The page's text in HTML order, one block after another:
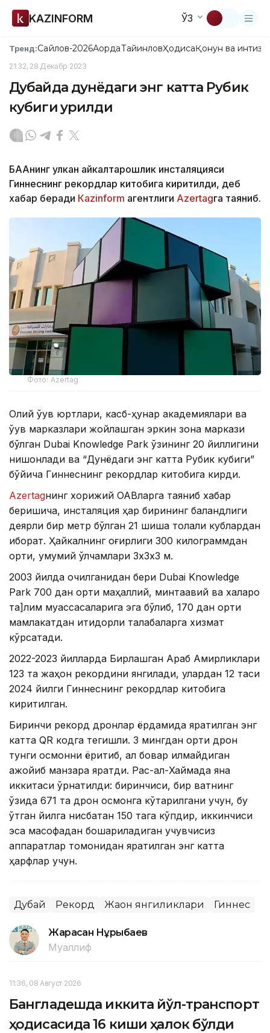
KAZINFORM ЎЗ
Тренд:Сайлов-2026АқордаТайинловҲодисаҚонун ва
21:32, 28 Декабр 2023
Дубайда дунёдаги энг катта Рубик
кубиги қурилди
БААнинг улкан ҳайкалтарошлик инсталяцияси
Гиннеснинг рекордлар китобига киритилди, деб
хабар беради Каzinform агентлиги Аzertagга таяниб.
Фото: Azertag
Олий ўқув юртлари, касб-ҳунар академиялари ва
ўқув марказлари жойлашган эркин зона маркази
бўлган Dubai Knowledge Park ўзининг 20 йиллигини
нишонлади ва “Дунёдаги энг катта Рубик кубиги”
бўйича Гиннеснинг рекордлар китобига кирди.
Аzertagнинг хорижий ОАВларга таяниб хабар
беришича, инсталяция ҳар бирининг баландлиги
деярли бир метр бўлган 21 шиша толали кублардан
иборат. Ҳайкалнинг оғирлиги 300 килограммдан
ортиқ, умумий ўлчамлари 3х3х3 м.
2003 йилда очилганидан бери Dubai Knowledge
Park 700 дан ортиқ маҳаллий, минтақавий ва халқаро
та]лим муассасаларига эга бўлиб, 170 дан ортиқ
мамлакатдан иқтидорли талабаларга хизмат
кўрсатади.
2022-2023 йилларда Бирлашган Араб Амирликлари
123 та жаҳон рекордини янгилади, улардан 12 таси
2024 йилги Гиннеснинг рекордлар китобига
киритилган.
Биринчи рекорд дронлар ёрдамида яратилган энг
катта QR кодга тегишли. 3 мингдан ортиқ дрон
тунги осмонни ёритиб, ақл бовар қилмайдиган
ажойиб манзара яратди. Рас-ал-Хаймада яна
иккитаси ўрнатилди: биринчиси, бир вақтнинг
ўзида 671 та дрон осмонга кўтарилгани учун, бу
ўтган йилга нисбатан 150 тага кўпдир, иккинчиси
эса масофадан бошқариладиган учувчисиз
аппаратлар томонидан яратилган энг катта
ҳарфлар учун.
Дубай Рекорд Жаҳон янгиликлари Гиннес
Жарасқан Нұрыбаев
Муаллиф
11:36, 08 Август 2026
Бангладешда иккита йўл-транспорт
ҳодисасида 16 киши ҳалок бўлди